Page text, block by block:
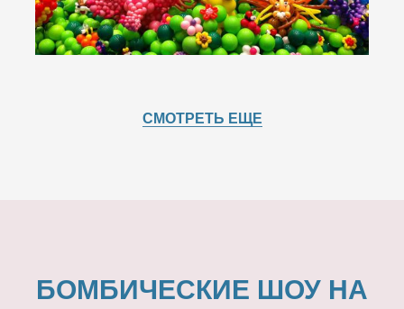
СМОТРЕТЬ ЕЩЕ
БОМБИЧЕСКИЕ ШОУ НА